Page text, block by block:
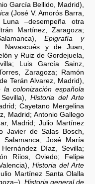
García Bellido, Madrid),
(José V. Amorós Barra,
–desempeña otra
Martínez, Zaragoza;
Epigrafía y
y de Juan,
y Ruiz de Gordejuela,
Luis García Sainz,
Zaragoza; Ramón
Terán Alvarez, Madrid),
colonización española
Sevilla),Historia del Arte
Cayetano Mergelina
Madrid; Antonio Gallego
Madrid; Julio Martínez
Javier de Salas Bosch,
Salamanca; José María
Díaz, Sevilla;
Ríios, Oviedo; Felipe
Historia del Arte
Martínez Santa Olalla
Historia general de